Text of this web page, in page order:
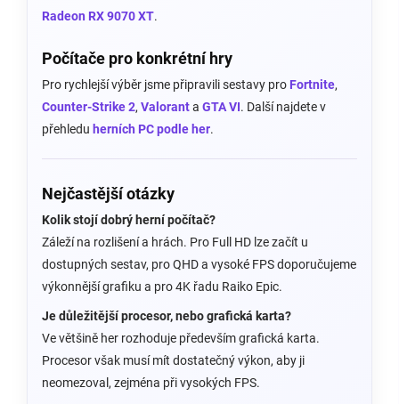
Radeon RX 9070 XT.
Počítače pro konkrétní hry
Pro rychlejší výběr jsme připravili sestavy pro Fortnite,
Counter-Strike 2, Valoranta GTA VI. Další najdete v
přehledu herních PC podle her.
Nejčastější otázky
Kolik stojí dobrý herní počítač?
Záleží na rozlišení a hrách. Pro Full HD lze začít u
dostupných sestav, pro QHD a vysoké FPS doporučujeme
výkonnější grafiku a pro 4K řadu Raiko Epic.
Je důležitější procesor, nebo grafická karta?
Ve většině her rozhoduje především grafická karta.
Procesor však musí mít dostatečný výkon, aby ji
neomezoval, zejména při vysokých FPS.